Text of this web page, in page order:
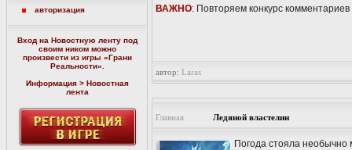
авторизация
Вход на Новостную ленту под
своим ником можно
произвести из игры «Грани
Реальности».
Информация > Новостная
лента
ВАЖНО: Повторяем конкурс
автор: Laras
Главная Ледяной властелин
Погода стояла